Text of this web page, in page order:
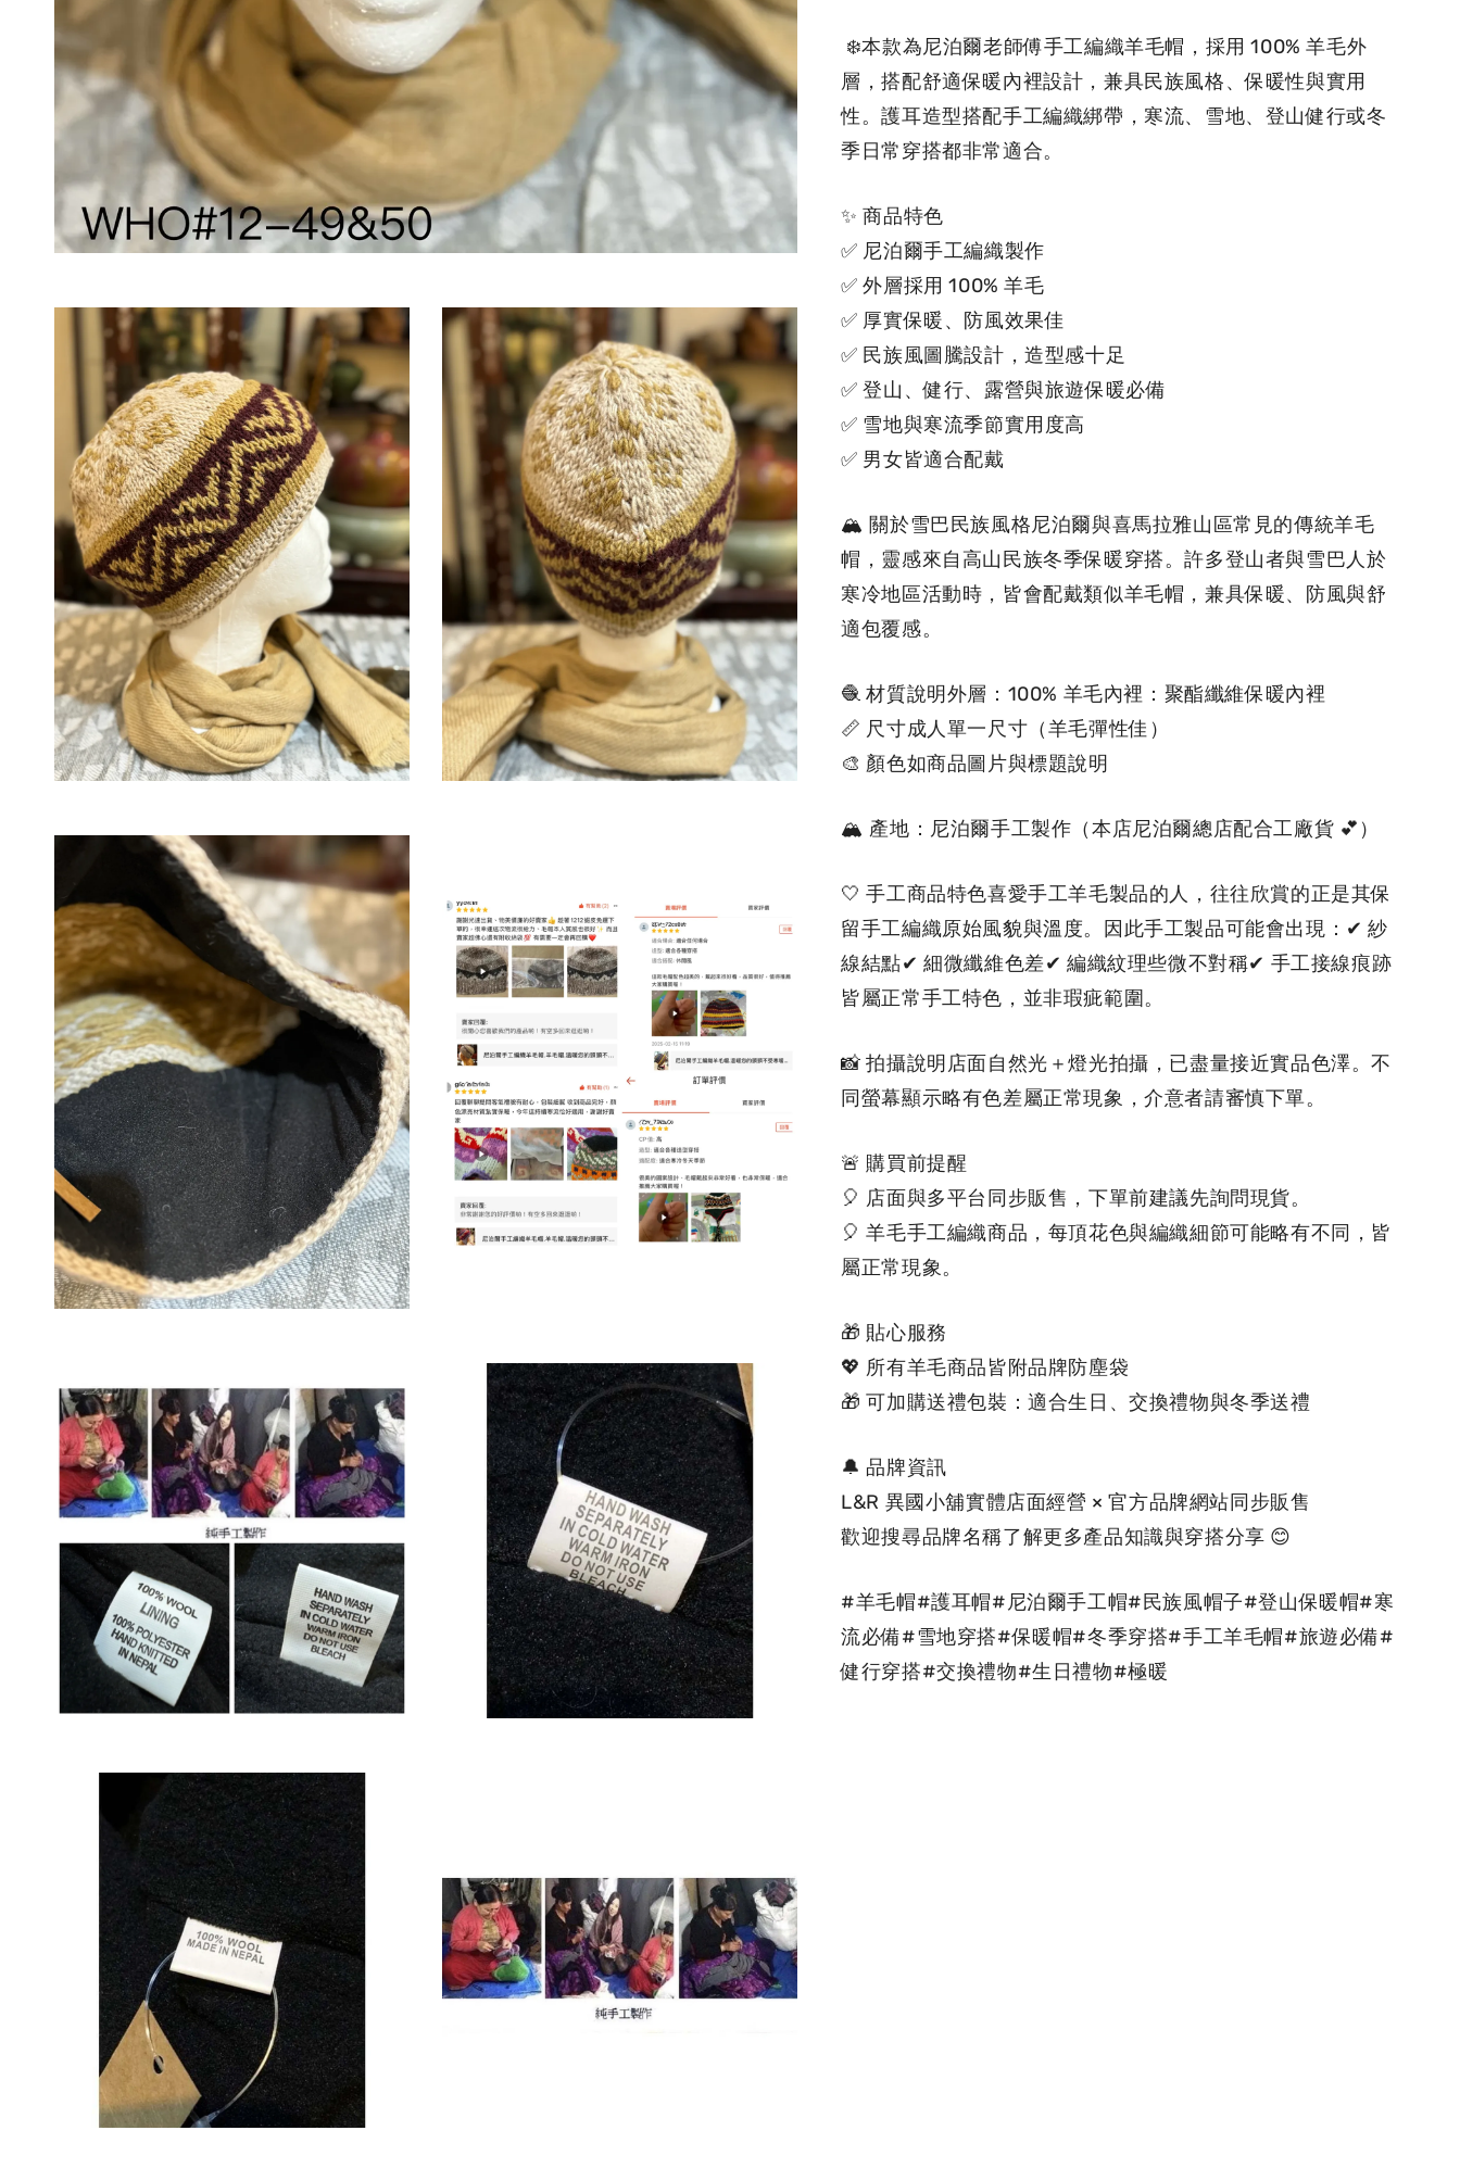
❄️本款為尼泊爾老師傅手工編織羊毛帽，採用 100% 羊毛外
層，搭配舒適保暖內裡設計，兼具民族風格、保暖性與實用
性。護耳造型搭配手工編織綁帶，寒流、雪地、登山健行或冬
季日常穿搭都非常適合。
✨ 商品特色
✅ 尼泊爾手工編織製作
✅ 外層採用 100% 羊毛
✅ 厚實保暖、防風效果佳
✅ 民族風圖騰設計，造型感十足
✅ 登山、健行、露營與旅遊保暖必備
✅ 雪地與寒流季節實用度高
✅ 男女皆適合配戴
🏔 關於雪巴民族風格尼泊爾與喜馬拉雅山區常見的傳統羊毛
帽，靈感來自高山民族冬季保暖穿搭。許多登山者與雪巴人於
寒冷地區活動時，皆會配戴類似羊毛帽，兼具保暖、防風與舒
適包覆感。
🧶 材質說明外層：100% 羊毛內裡：聚酯纖維保暖內裡
📏 尺寸成人單一尺寸（羊毛彈性佳 ）
🎨 顏色如商品圖片與標題說明
🏔 產地：尼泊爾手工製作（本店尼泊爾總店配合工廠貨 💕）
🤍 手工商品特色喜愛手工羊毛製品的人，往往欣賞的正是其保
留手工編織原始風貌與溫度。因此手工製品可能會出現：✔ 紗
線結點✔ 細微纖維色差✔ 編織紋理些微不對稱✔ 手工接線痕跡
皆屬正常手工特色，並非瑕疵範圍。
📸 拍攝說明店面自然光＋燈光拍攝，已盡量接近實品色澤。不
同螢幕顯示略有色差屬正常現象，介意者請審慎下單。
🚨 購買前提醒
🎈 店面與多平台同步販售，下單前建議先詢問現貨。
🎈 羊毛手工編織商品，每頂花色與編織細節可能略有不同，皆
屬正常現象。
🎁 貼心服務
💖 所有羊毛商品皆附品牌防塵袋
🎁 可加購送禮包裝：適合生日、交換禮物與冬季送禮
🔔 品牌資訊
L&R 異國小舖實體店面經營 × 官方品牌網站同步販售
歡迎搜尋品牌名稱了解更多產品知識與穿搭分享 😊
#羊毛帽#護耳帽#尼泊爾手工帽#民族風帽子#登山保暖帽#寒
流必備#雪地穿搭#保暖帽#冬季穿搭#手工羊毛帽#旅遊必備#
健行穿搭#交換禮物#生日禮物#極暖